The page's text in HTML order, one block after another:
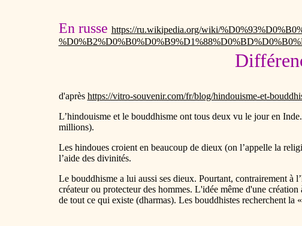
En russe https://ru.wikipedia.org/wiki/
d'après https://vitro-souvenir.com/fr/blog/hindouisme-et-
L’hindouisme et le bouddhisme ont tous deux vu le jour en
millions).
Les hindoues croient en beaucoup de dieux (on l’appelle la
l’aide des divinités.
Le bouddhisme a lui aussi ses dieux. Pourtant, contrairement à
créateur ou protecteur des hommes. L'idée même d'une
de tout ce qui existe (dharmas). Les bouddhistes recherchent la «